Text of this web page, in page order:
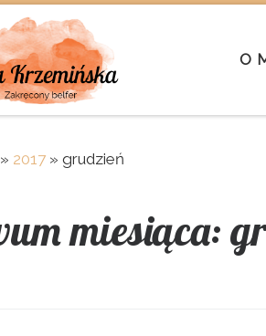
O
» 2017 » grudzień
miesiąca: